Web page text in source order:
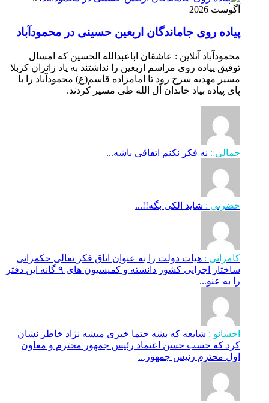
آگوست 2026
پیاده روی جاماندگان اربعین حسینی در محمودآباد
محمودآباد آنلاین : عاشقان اباعبدالله الحسین که امسال
توفیق پیاده روی مراسم اربعین را نداشتند به یاد زائران کربلا
مسیر مهدیه سرخ رود تا امامزاده قاسم(ع) محمودآباد را با
پای پیاده بیاد خاندان آل الله طی مسیر کردند.
جمالی : نه فکر نکنم اتفاقی باشه...
حضرتی : شاید الکی بگه!!...
کامرانی : هیات دولت را به عنوان اتاق فکر تعالی حکمرانی
ساختار اجرایی کشور دانسته و کمیسیون های ۹ گانه این دفتر
را به عنو...
احسانو : شایعه که بشه حتما خبری میشه نژاد خاطر نشان
کرد که حسب حسن اعتماد رئیس جمهور محترم و معاون
اول محترم رئیس جمهور...